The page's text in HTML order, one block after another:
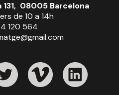
08005 Barcelona
de 10 a 14h
120 564